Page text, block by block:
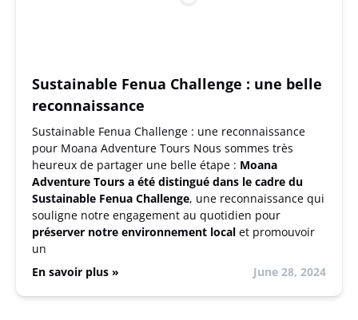
Sustainable Fenua Challenge : une belle
reconnaissance
Sustainable Fenua Challenge : une reconnaissance
pour Moana Adventure Tours Nous sommes très
heureux de partager une belle étape : Moana
Adventure Tours a été distingué dans le cadre du
Sustainable Fenua Challenge, une reconnaissance qui
souligne notre engagement au quotidien pour
préserver notre environnement local et promouvoir
un
En savoir plus »
June 28, 2024